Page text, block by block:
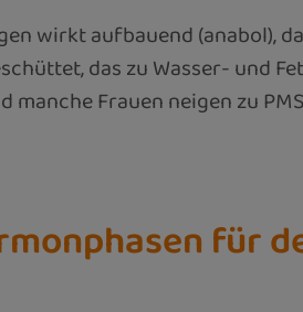
wirkt aufbauend (anabol),
das zu Wasser- und
Frauen neigen zu
für